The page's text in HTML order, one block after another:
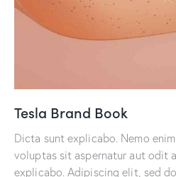
Tesla Brand Book
Dicta sunt explicabo. Nemo
voluptas sit aspernatur aut odit
explicabo. Adipiscing elit, sed